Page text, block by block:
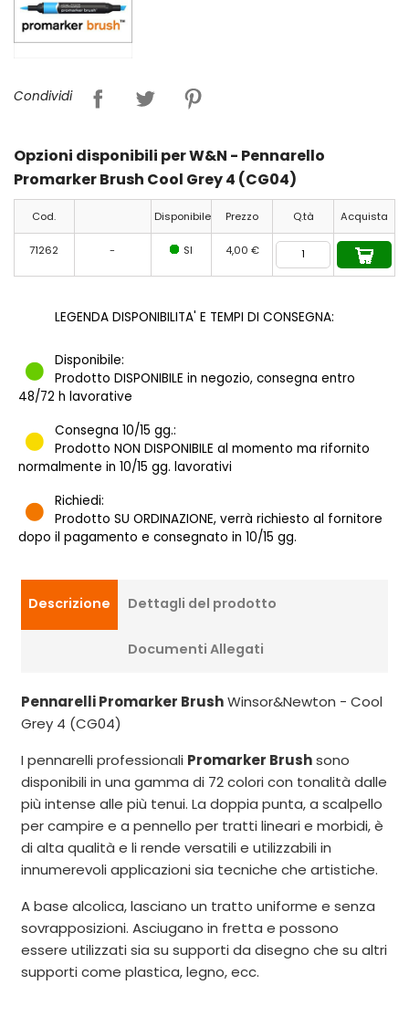
Condividi
Opzioni disponibili per W&N - Pennarello
Promarker Brush Cool Grey 4 (CG04)
Cod. Disponibile Prezzo Q.tà Acquista
71262 - SI 4,00 €
LEGENDA DISPONIBILITA' E TEMPI DI CONSEGNA:
Disponibile:
Prodotto DISPONIBILE in negozio, consegna entro
48/72 h lavorative
Consegna 10/15 gg.:
Prodotto NON DISPONIBILE al momento ma rifornito
normalmente in 10/15 gg. lavorativi
Richiedi:
Prodotto SU ORDINAZIONE, verrà richiesto al fornitore
dopo il pagamento e consegnato in 10/15 gg.
Descrizione Dettagli del prodotto
Documenti Allegati
Pennarelli Promarker BrushWinsor&Newton - Cool
Grey 4 (CG04)
I pennarelli professionali Promarker Brushsono
disponibili in una gamma di 72 colori con tonalità dalle
più intense alle più tenui. La doppia punta, a scalpello
per campire e a pennello per tratti lineari e morbidi, è
di alta qualità e li rende versatili e utilizzabili in
innumerevoli applicazioni sia tecniche che artistiche.
A base alcolica, lasciano un tratto uniforme e senza
sovrapposizioni. Asciugano in fretta e possono
essere utilizzati sia su supporti da disegno che su altri
supporti come plastica, legno, ecc.